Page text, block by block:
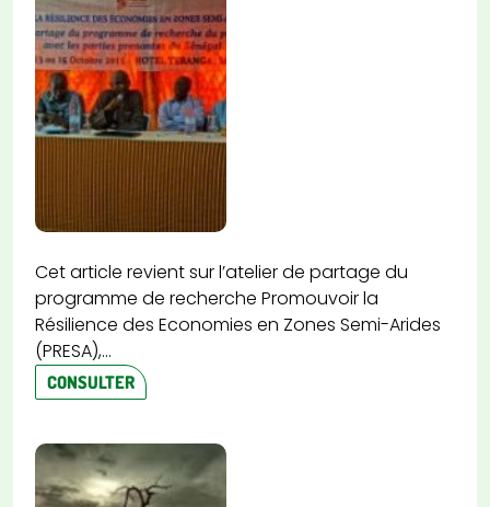
Cet article revient sur l’atelier de partage du
programme de recherche Promouvoir la
Résilience des Economies en Zones Semi-Arides
(PRESA),...
CONSULTER